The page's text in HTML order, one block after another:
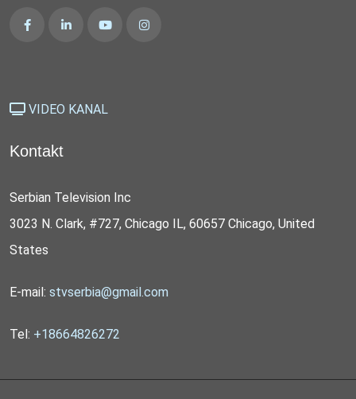
VIDEO KANAL
Kontakt
Serbian Television Inc
3023 N. Clark, #727, Chicago IL, 60657 Chicago, United
States
E-mail: stvserbia@gmail.com
Tel: +18664826272